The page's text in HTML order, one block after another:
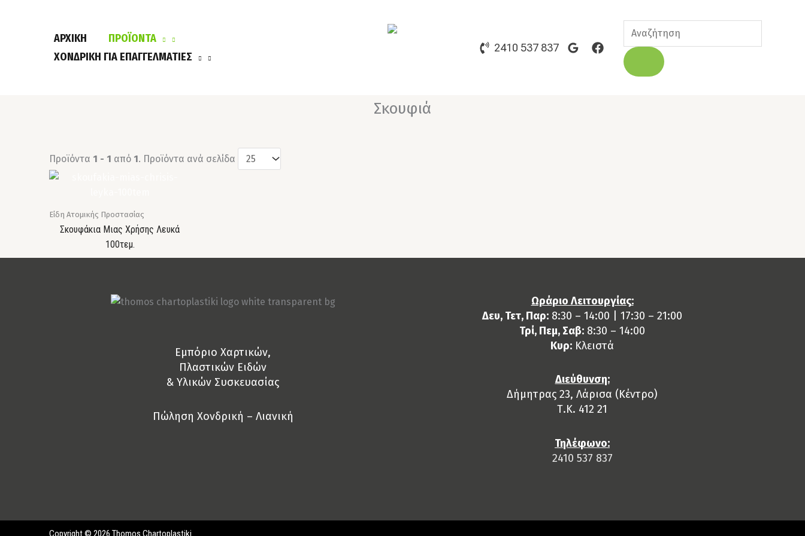
ΑΡΧΙΚΗ
ΠΡΟΪΟΝΤΑ
ΧΟΝΔΡΙΚΉ ΓΙΑ ΕΠΑΓΓΕΛΜΑΤΊΕΣ
2410 537 837
Products
search
Σκουφιά
Προϊόντα 1 - 1 από 1. Προϊόντα ανά σελίδα
Είδη Ατομικής Προστασίας
Σκουφάκια Μιας Χρήσης Λευκά
100τεμ.
Eμπόριο Χαρτικών,
Πλαστικών Ειδών
& Yλικών Συσκευασίας
Πώληση Χονδρική – Λιανική
Ωράριο Λειτουργίας:
Δευ, Τετ, Παρ: 8:30 – 14:00 | 17:30 – 21:00
Τρί, Πεμ, Σαβ: 8:30 – 14:00
Κυρ: Κλειστά
Διεύθυνση:
Δήμητρας 23, Λάρισα (Κέντρο)
Τ.Κ. 412 21
Τηλέφωνο:
2410 537 837